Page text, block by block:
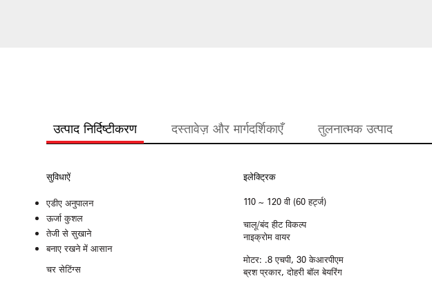
उत्पाद निर्दिष्टीकरण दस्तावेज़ और मार्गदर्शिकाएँ तुलनात्मक उत्पाद
सुविधाऐं
एडीए अनुपालन
ऊर्जा कुशल
तेजी से सुखाने
बनाए रखने में आसान
चर सेटिंग्स
इलेक्ट्रिक
110 ~ 120 वी (60 हर्ट्ज)
चालू/बंद हीट विकल्प
नाइक्रोम वायर
मोटर: .8 एचपी, 30 केआरपीएम
ब्रश प्रकार, दोहरी बॉल बेयरिंग